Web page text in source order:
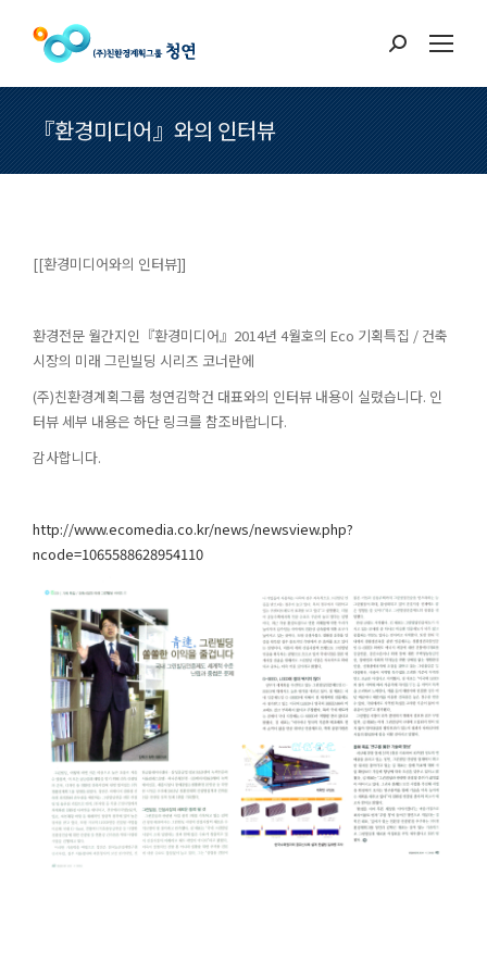
Search:
『환경미디어』와의 인터뷰
[[환경미디어와의 인터뷰]]
환경전문 월간지인『환경미디어』2014년 4월호의 Eco 기획특집 / 건축
시장의 미래 그린빌딩 시리즈 코너란에
(주)친환경계획그룹 청연김학건 대표와의 인터뷰 내용이 실렸습니다. 인
터뷰 세부 내용은 하단 링크를 참조바랍니다.
감사합니다.
http://www.ecomedia.co.kr/news/newsview.php?
ncode=1065588628954110